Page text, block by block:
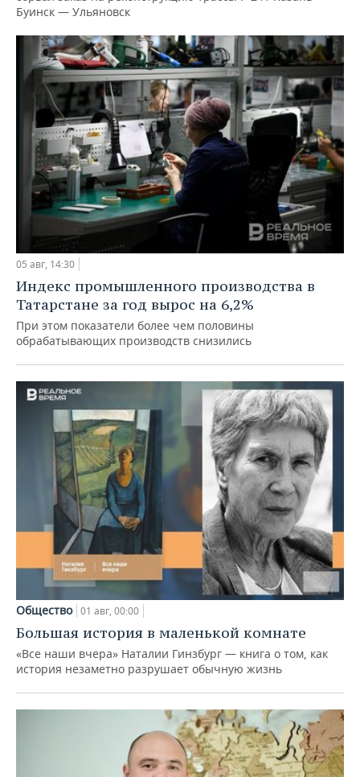
Буинск — Ульяновск
05 авг, 14:30
Индекс промышленного производства в
Татарстане за год вырос на 6,2%
При этом показатели более чем половины
обрабатывающих производств снизились
Общество 01 авг, 00:00
Большая история в маленькой комнате
«Все наши вчера» Наталии Гинзбург — книга о том, как
история незаметно разрушает обычную жизнь